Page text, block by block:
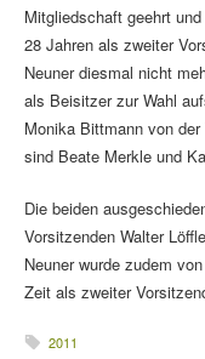
Mitgliedschaft geehrt
28 Jahren als zweiter
Neuner diesmal nicht
als Beisitzer zur Wahl
Monika Bittmann von
sind Beate Merkle und
Die beiden
Vorsitzenden Walter
Neuner wurde zudem
Zeit als zweiter
2011